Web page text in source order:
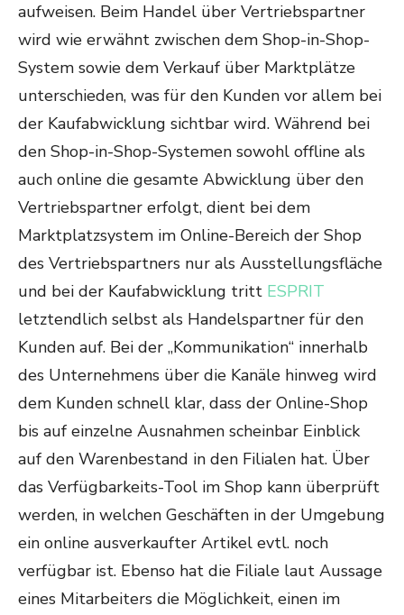
aufweisen. Beim Handel über Vertriebspartner
wird wie erwähnt zwischen dem Shop-in-Shop-
System sowie dem Verkauf über Marktplätze
unterschieden, was für den Kunden vor allem bei
der Kaufabwicklung sichtbar wird. Während bei
den Shop-in-Shop-Systemen sowohl offline als
auch online die gesamte Abwicklung über den
Vertriebspartner erfolgt, dient bei dem
Marktplatzsystem im Online-Bereich der Shop
des Vertriebspartners nur als Ausstellungsfläche
und bei der Kaufabwicklung tritt ESPRIT
letztendlich selbst als Handelspartner für den
Kunden auf. Bei der „Kommunikation“ innerhalb
des Unternehmens über die Kanäle hinweg wird
dem Kunden schnell klar, dass der Online-Shop
bis auf einzelne Ausnahmen scheinbar Einblick
auf den Warenbestand in den Filialen hat. Über
das Verfügbarkeits-Tool im Shop kann überprüft
werden, in welchen Geschäften in der Umgebung
ein online ausverkaufter Artikel evtl. noch
verfügbar ist. Ebenso hat die Filiale laut Aussage
eines Mitarbeiters die Möglichkeit, einen im